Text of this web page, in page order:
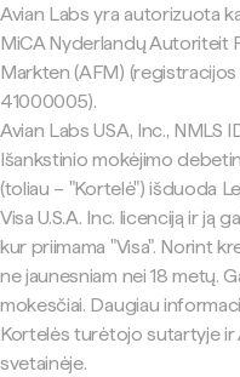
Avian Labs yra autorizuota
MiCA Nyderlandų Autoriteit
Markten (AFM)
41000005).
Avian Labs USA, Inc., NMLS
Išankstinio mokėjimo
(toliau – "Kortelė") išduoda
Visa U.S.A. Inc. licenciją ir ją
kur priimama "Visa". Norint
ne jaunesniam nei 18 metų.
mokesčiai. Daugiau
Kortelės turėtojo sutartyje ir
svetainėje.